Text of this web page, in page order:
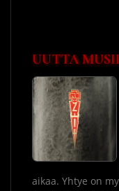
UUTTA
aikaa. Yhtye on